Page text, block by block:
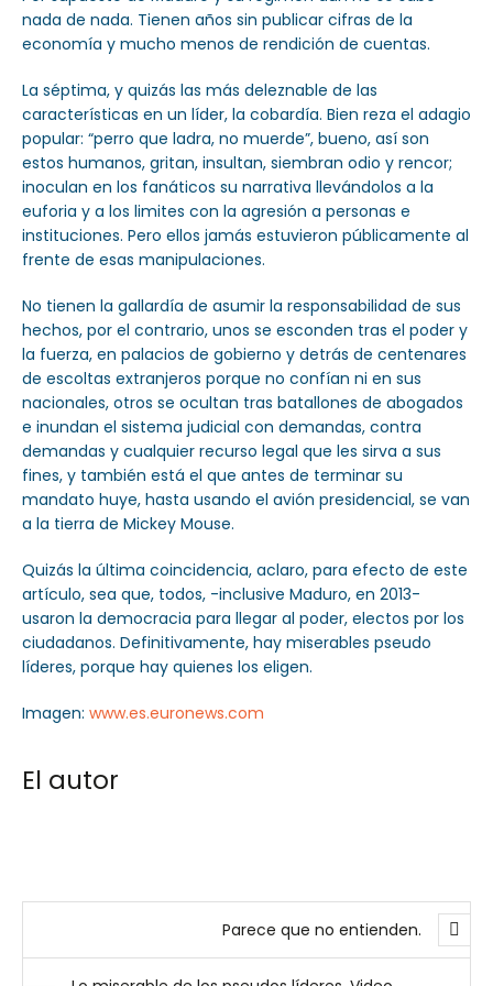
nada de nada. Tienen años sin publicar cifras de la
economía y mucho menos de rendición de cuentas.
La séptima, y quizás las más deleznable de las
características en un líder, la cobardía. Bien reza el adagio
popular: “perro que ladra, no muerde”, bueno, así son
estos humanos, gritan, insultan, siembran odio y rencor;
inoculan en los fanáticos su narrativa llevándolos a la
euforia y a los limites con la agresión a personas e
instituciones. Pero ellos jamás estuvieron públicamente al
frente de esas manipulaciones.
No tienen la gallardía de asumir la responsabilidad de sus
hechos, por el contrario, unos se esconden tras el poder y
la fuerza, en palacios de gobierno y detrás de centenares
de escoltas extranjeros porque no confían ni en sus
nacionales, otros se ocultan tras batallones de abogados
e inundan el sistema judicial con demandas, contra
demandas y cualquier recurso legal que les sirva a sus
fines, y también está el que antes de terminar su
mandato huye, hasta usando el avión presidencial, se van
a la tierra de Mickey Mouse.
Quizás la última coincidencia, aclaro, para efecto de este
artículo, sea que, todos, -inclusive Maduro, en 2013-
usaron la democracia para llegar al poder, electos por los
ciudadanos. Definitivamente, hay miserables pseudo
líderes, porque hay quienes los eligen.
Imagen: www.es.euronews.com
El autor
Parece que no entienden.